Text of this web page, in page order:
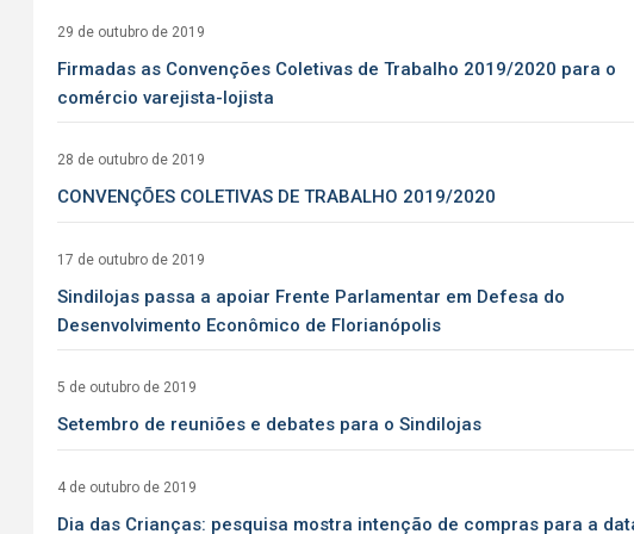
29 de outubro de 2019
Firmadas as Convenções Coletivas de Trabalho 2019/2020 para o
comércio varejista-lojista
28 de outubro de 2019
CONVENÇÕES COLETIVAS DE TRABALHO 2019/2020
17 de outubro de 2019
Sindilojas passa a apoiar Frente Parlamentar em Defesa do
Desenvolvimento Econômico de Florianópolis
5 de outubro de 2019
Setembro de reuniões e debates para o Sindilojas
4 de outubro de 2019
Dia das Crianças: pesquisa mostra intenção de compras para a